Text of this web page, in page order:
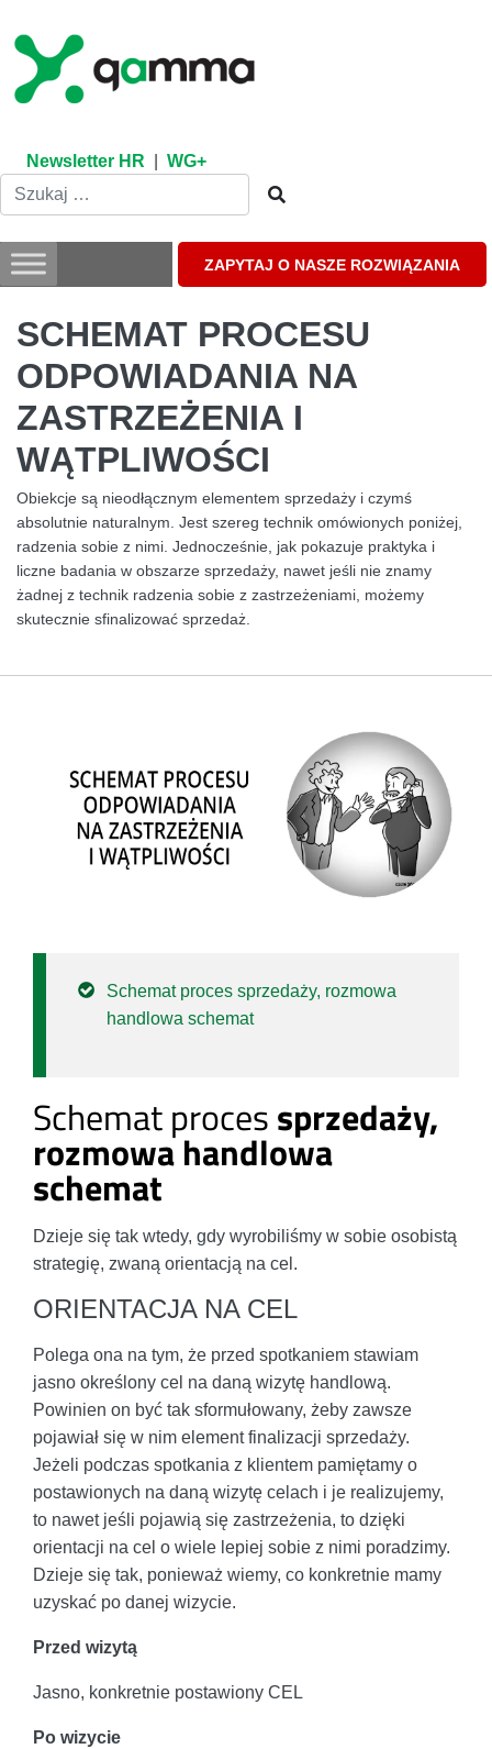
content
Newsletter HR WG+
ZAPYTAJ O NASZE ROZWIĄZANIA
SCHEMAT PROCESU
ODPOWIADANIA NA
ZASTRZEŻENIA I
WĄTPLIWOŚCI
Obiekcje są nieodłącznym elementem sprzedaży i czymś
absolutnie naturalnym. Jest szereg technik omówionych poniżej,
radzenia sobie z nimi. Jednocześnie, jak pokazuje praktyka i
liczne badania w obszarze sprzedaży, nawet jeśli nie znamy
żadnej z technik radzenia sobie z zastrzeżeniami, możemy
skutecznie sfinalizować sprzedaż.
Schemat proces sprzedaży, rozmowa
handlowa schemat
Schemat processprzedaży,
rozmowa handlowa
schemat
Dzieje się tak wtedy, gdy wyrobiliśmy w sobie osobistą
strategię, zwaną orientacją na cel.
ORIENTACJA NA CEL
Polega ona na tym, że przed spotkaniem stawiam
jasno określony cel na daną wizytę handlową.
Powinien on być tak sformułowany, żeby zawsze
pojawiał się w nim element finalizacji sprzedaży.
Jeżeli podczas spotkania z klientem pamiętamy o
postawionych na daną wizytę celach i je realizujemy,
to nawet jeśli pojawią się zastrzeżenia, to dzięki
orientacji na cel o wiele lepiej sobie z nimi poradzimy.
Dzieje się tak, ponieważ wiemy, co konkretnie mamy
uzyskać po danej wizycie.
Przed wizytą
Jasno, konkretnie postawiony CEL
Po wizycie